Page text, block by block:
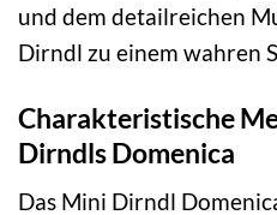
und dem detailreichen
Dirndl zu einem wahren
Charakteristische
Dirndls Domenica
Das Mini Dirndl